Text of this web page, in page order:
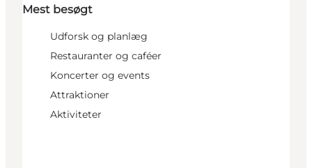
Mest besøgt
Udforsk og planlæg
Restauranter og caféer
Koncerter og events
Attraktioner
Aktiviteter